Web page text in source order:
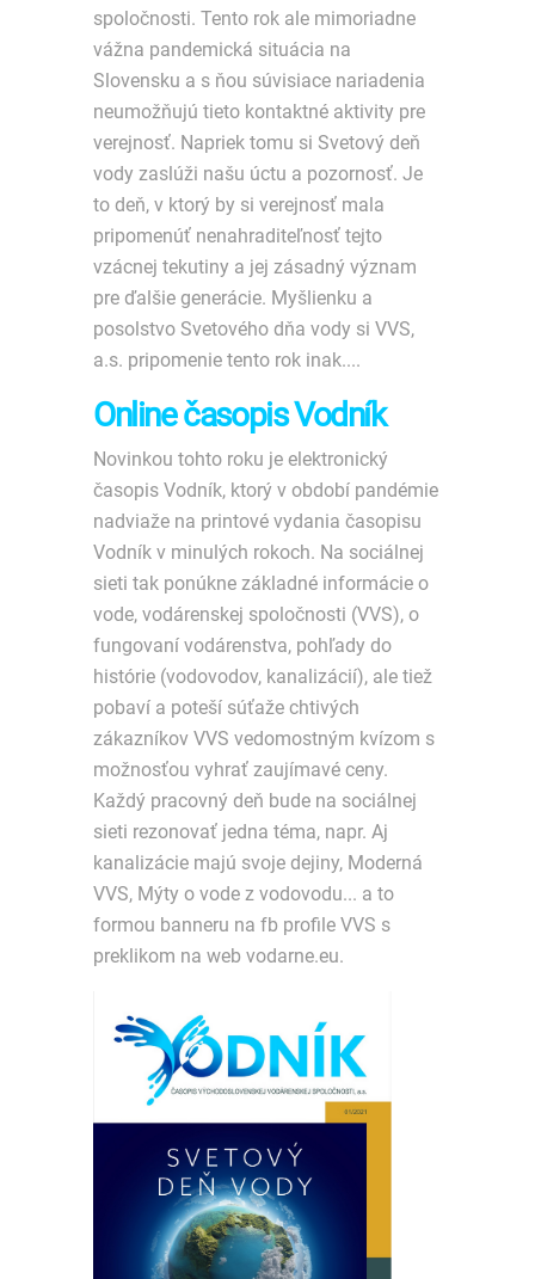
spoločnosti. Tento rok ale mimoriadne
vážna pandemická situácia na
Slovensku a s ňou súvisiace nariadenia
neumožňujú tieto kontaktné aktivity pre
verejnosť. Napriek tomu si Svetový deň
vody zaslúži našu úctu a pozornosť. Je
to deň, v ktorý by si verejnosť mala
pripomenúť nenahraditeľnosť tejto
vzácnej tekutiny a jej zásadný význam
pre ďalšie generácie. Myšlienku a
posolstvo Svetového dňa vody si VVS,
a.s. pripomenie tento rok inak....
Online časopis Vodník
Novinkou tohto roku je elektronický
časopis Vodník, ktorý v období pandémie
nadviaže na printové vydania časopisu
Vodník v minulých rokoch. Na sociálnej
sieti tak ponúkne základné informácie o
vode, vodárenskej spoločnosti (VVS), o
fungovaní vodárenstva, pohľady do
histórie (vodovodov, kanalizácií), ale tiež
pobaví a poteší súťaže chtivých
zákazníkov VVS vedomostným kvízom s
možnosťou vyhrať zaujímavé ceny.
Každý pracovný deň bude na sociálnej
sieti rezonovať jedna téma, napr. Aj
kanalizácie majú svoje dejiny, Moderná
VVS, Mýty o vode z vodovodu... a to
formou banneru na fb profile VVS s
preklikom na web vodarne.eu.